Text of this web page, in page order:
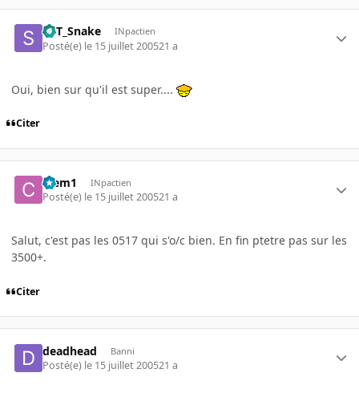
SVT_Snake INpactien
Posté(e) le 15 juillet 200521 a
Oui, bien sur qu'il est super....
Citer
Clem1 INpactien
Posté(e) le 15 juillet 200521 a
Salut, c'est pas les 0517 qui s'o/c bien. En fin ptetre pas sur les
3500+.
Citer
deadhead Banni
Posté(e) le 15 juillet 200521 a